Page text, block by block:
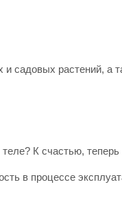
садовых растений, а
в процессе
К счастью,